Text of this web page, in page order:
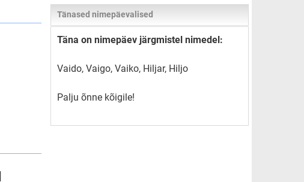
Tänased nimepäevalised
Täna on nimepäev järgmistel nimedel:
Vaido, Vaigo, Vaiko, Hiljar, Hiljo
Palju õnne kõigile!